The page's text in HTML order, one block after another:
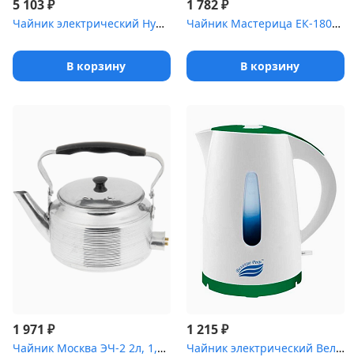
5 103₽
Чайник электрический Hyundai HYK-G4033 1.7л. 2200Вт белый/серебри...
В корзину
1 782₽
Чайник Мастерица ЕК-1801G (1,8л,стекло,ваниль)
В корзину
1 971 ₽
Чайник Москва ЭЧ-2 2л, 1,25кВт
1 215₽
Чайник электрический Великие Реки Томь-1 белый/зеленый